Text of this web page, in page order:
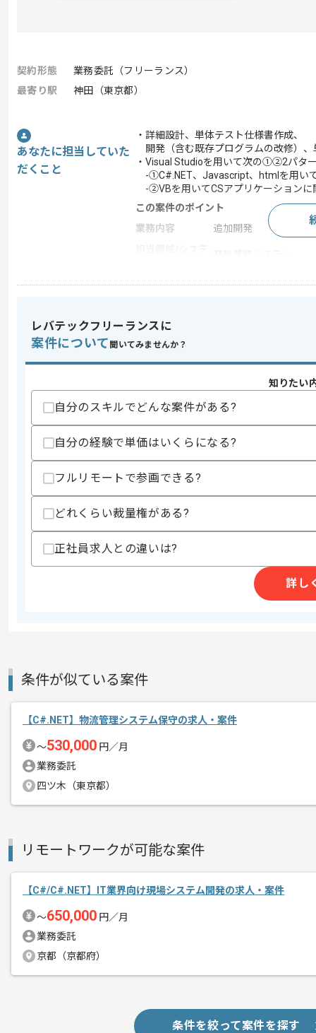
契約形態
業務委託（フリーランス）
最寄り駅
神田（東京都）
あなたに担当していた
だくこと
・詳細設計、単体テスト仕様書作成、
開発（含む既存プログラムの改修）、
・Visual Studioを用いて次の①②2パタ
-①C#.NET、Javascript、htmlを用い
-②VBを用いてCSアプリケーションに
この案件のポイント
業務内容
追加開発
スキル
・Visual Studioを用いて次の①②2パタ
-①C#.NET、Javascript、htmlを用い
-②VBを用いたCSアプリケーション開
スキルに不安がある方へ
上記に似た経験やスキルをお持ちであれば申
精算・お支払い
精算条件
有
精算基準時間
支払いサイト
エージェントからのコ
レバテック実績のある企業でございます
C#経験のある方におすすめの案件でご
レバテックフリーランスに
案件について 聞いてみませんか？
知りたい
自分のスキルでどんな案件がある?
自分の経験で単価はいくらになる?
フルリモートで参画できる?
どれくらい裁量権がある?
正社員求人との違いは?
詳し
条件が似ている案件
【C#.NET】物流管理システム保守の求人・案件
〜530,000 円／月
業務委託
四ツ木（東京都）
リモートワークが可能な案件
【C#/C#.NET】IT業界向け現場システム開発の求人・案件
〜650,000 円／月
業務委託
京都（京都府）
条件を絞って案件を探す